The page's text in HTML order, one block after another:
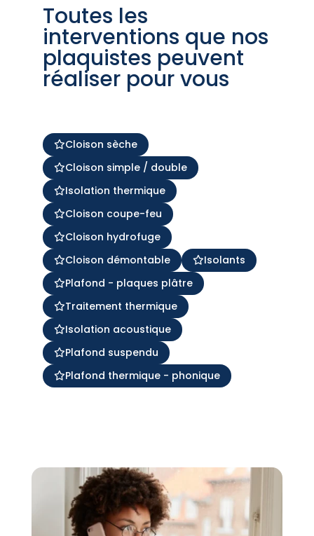
Toutes les
interventions que nos
plaquistes peuvent
réaliser pour vous
Cloison sèche
Cloison simple / double
Isolation thermique
Cloison coupe-feu
Cloison hydrofuge
Cloison démontable
Isolants
Plafond - plaques plâtre
Traitement thermique
Isolation acoustique
Plafond suspendu
Plafond thermique - phonique